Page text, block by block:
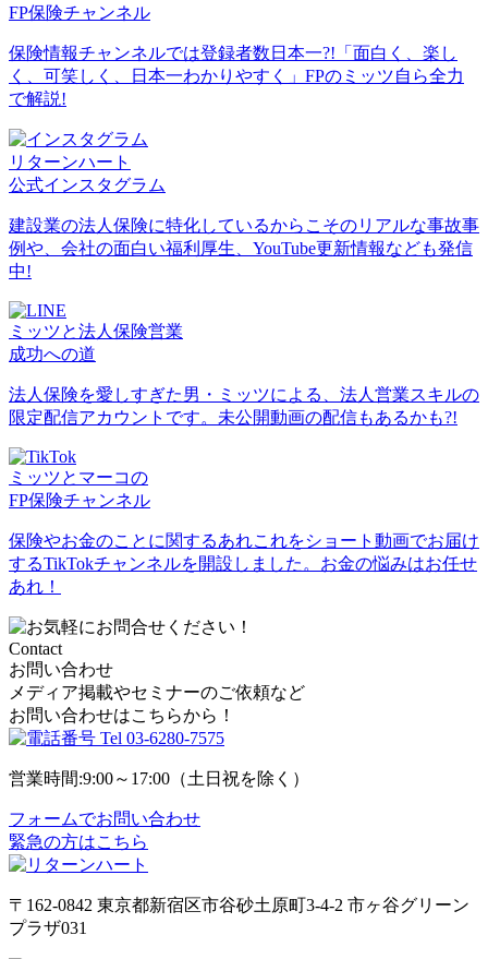
FP保険チャンネル
保険情報チャンネルでは登録者数日本一?!「面白く、楽し
く、可笑しく、日本一わかりやすく」FPのミッツ自ら全力
で解説!
リターンハート
公式インスタグラム
建設業の法人保険に特化しているからこそのリアルな事故事
例や、会社の面白い福利厚生、YouTube更新情報なども発信
中!
ミッツと法人保険営業
成功への道
法人保険を愛しすぎた男・ミッツによる、法人営業スキルの
限定配信アカウントです。未公開動画の配信もあるかも?!
ミッツとマーコの
FP保険チャンネル
保険やお金のことに関するあれこれをショート動画でお届け
するTikTokチャンネルを開設しました。お金の悩みはお任せ
あれ！
Contact
お問い合わせ
メディア掲載やセミナーのご依頼など
お問い合わせはこちらから！
Tel 03-6280-7575
営業時間:9:00～17:00（土日祝を除く）
フォームでお問い合わせ
緊急の方はこちら
〒162-0842 東京都新宿区市谷砂土原町3-4-2 市ヶ谷グリーン
プラザ031